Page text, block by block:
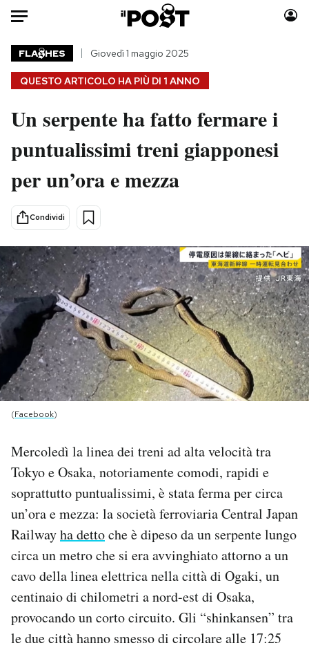
Auto
HOME
Italia
Politica
Tecnologia
Scienza
Economia
Sport
Moda
Consumismi
Storie/Idee
Altrecose
Mondiali calcio 2026
PODCAST
NEWSLETTER
SHOP
CALENDARIO
AREA PERSONALE
Area Personale
Newsletter
QUESTO ARTICOLO HA PIÙ DI 1 ANNO
FLA HES Giovedì 1 maggio 2025
Un serpente ha fatto fermare i
puntualissimi treni giapponesi
per un’ora e mezza
Condividi
(Facebook)
Mercoledì la linea dei treni ad alta velocità tra
Tokyo e Osaka, notoriamente comodi, rapidi e
soprattutto puntualissimi, è stata ferma per circa
un’ora e mezza: la società ferroviaria Central Japan
Railwayha dettoche è dipeso da un serpente lungo
circa un metro che si era avvinghiato attorno a un
cavo della linea elettrica nella città di Ogaki, un
centinaio di chilometri a nord-est di Osaka,
provocando un corto circuito. Gli “shinkansen” tra
le due città hanno smesso di circolare alle 17:25